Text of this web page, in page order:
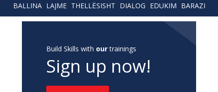
BALLINA LAJME THELLËSISHT DIALOG EDUKIM BARAZI
Build Skills with ourtrainings
Sign up now!